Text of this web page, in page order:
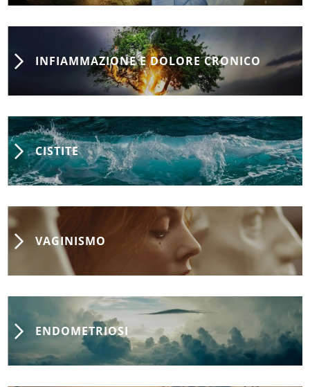
INFIAMMAZIONE E DOLORE CRONICO
CISTITE
VAGINISMO
ENDOMETRIOSI